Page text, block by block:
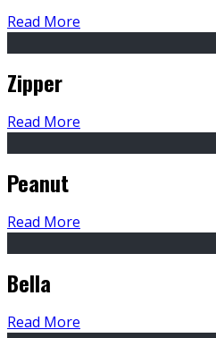
Read More
Zipper
Read More
Peanut
Read More
Bella
Read More